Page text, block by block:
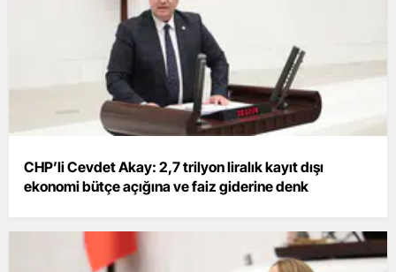
CHP’li Cevdet Akay: 2,7 trilyon liralık kayıt dışı
ekonomi bütçe açığına ve faiz giderine denk